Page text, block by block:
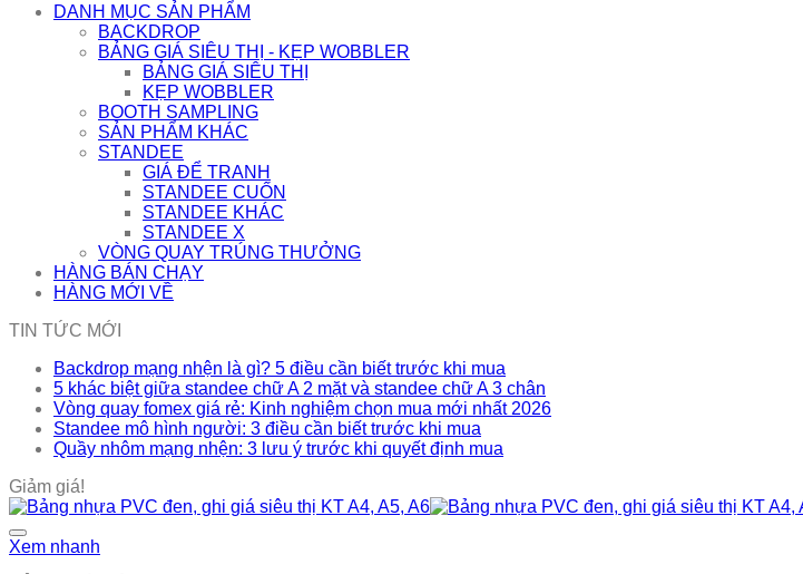
DANH MỤC SẢN PHẨM
BACKDROP
BẢNG GIÁ SIÊU THỊ - KẸP WOBBLER
BẢNG GIÁ SIÊU THỊ
KẸP WOBBLER
BOOTH SAMPLING
SẢN PHẨM KHÁC
STANDEE
GIÁ ĐỂ TRANH
STANDEE CUỐN
STANDEE KHÁC
STANDEE X
VÒNG QUAY TRÚNG THƯỞNG
HÀNG BÁN CHẠY
HÀNG MỚI VỀ
TIN TỨC MỚI
Backdrop mạng nhện là gì? 5 điều cần biết trước khi mua
5 khác biệt giữa standee chữ A 2 mặt và standee chữ A 3 chân
Vòng quay fomex giá rẻ: Kinh nghiệm chọn mua mới nhất 2026
Standee mô hình người: 3 điều cần biết trước khi mua
Quầy nhôm mạng nhện: 3 lưu ý trước khi quyết định mua
Giảm giá!
Xem nhanh